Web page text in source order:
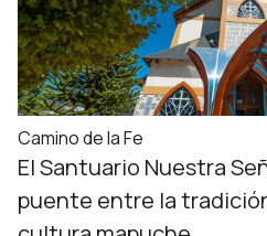
Camino de la Fe
El Santuario Nuestra
puente entre la